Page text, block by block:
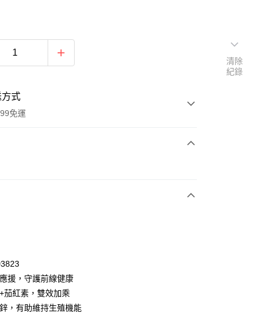
式
免運
援，守護前線健康
茄紅素，雙效加乘
，有助維持生殖機能
清除
紀錄